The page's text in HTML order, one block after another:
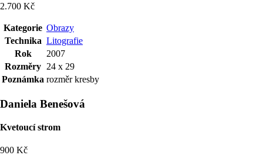
2.700 Kč
Kategorie Obrazy
Technika Litografie
Rok
2007
Rozměry 24 x 29
Poznámka rozměr kresby
Daniela Benešová
Kvetoucí strom
900 Kč